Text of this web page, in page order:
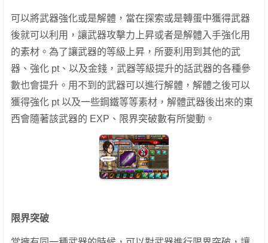
可以將武器強化或是解體，當在探索或是轉蛋中獲得武器
後就可以利用，讓武器攻擊力上昇或者是解體入手強化用
的素材。 為了讓武器的等級上昇，所要利用到其他的武
器、強化 pt、以及金錢，武器等級提升的話武器的各種參
數也會提升。 用不到的武器可以進行解體，解體之後可以
獲得強化 pt 以及一些鋼鐵等等素材，解體武器後出來的東
西會隨著該武器的 EXP、限界突破數有所變動。
限界突破